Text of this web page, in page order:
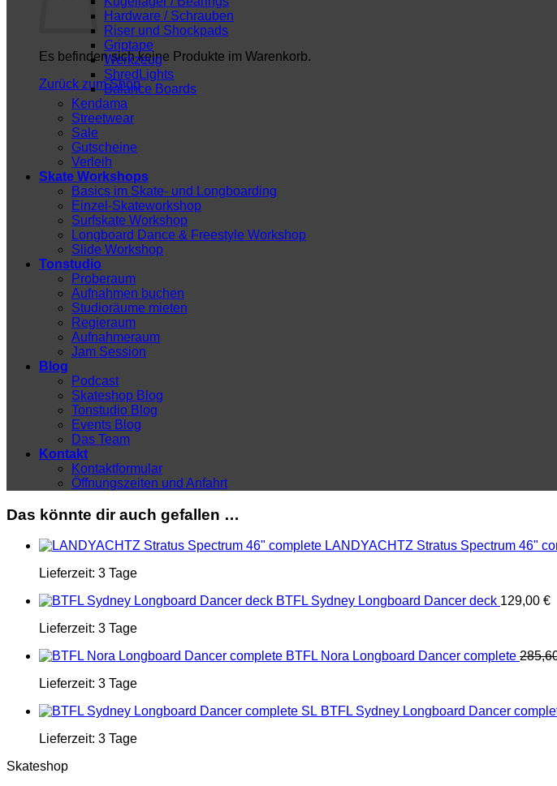
Es befinden sich keine Produkte im Warenkorb.
Zurück zum Shop
Hardware / Schrauben
Riser und Shockpads
Griptape
Werkzeug
ShredLights
Balance Boards
Kendama
Streetwear
Sale
Gutscheine
Verleih
Skate Workshops
Basics im Skate- und Longboarding
Einzel-Skateworkshop
Surfskate Workshop
Longboard Dance & Freestyle Workshop
Slide Workshop
Tonstudio
Proberaum
Aufnahmen buchen
Studioräume mieten
Regieraum
Aufnahmeraum
Jam Session
Blog
Podcast
Skateshop Blog
Tonstudio Blog
Events Blog
Das Team
Kontakt
Kontaktformular
Öffnungszeiten und Anfahrt
Das könnte dir auch gefallen …
LANDYACHTZ Stratus Spectrum 46"
Lieferzeit: 3 Tage
BTFL Sydney Longboard Dancer deck 129,00 €
Lieferzeit: 3 Tage
BTFL Nora Longboard Dancer complete
Lieferzeit: 3 Tage
BTFL Sydney Longboard Dancer
Lieferzeit: 3 Tage
Skateshop